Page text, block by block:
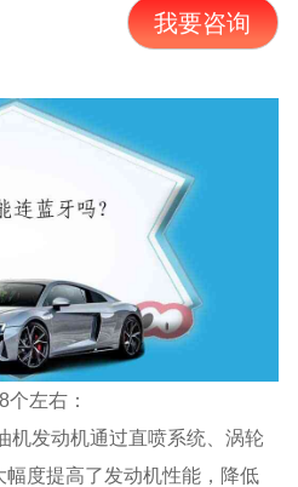
我要咨询
左右：
机发动机通过直喷系统、涡轮
度提高了发动机性能，降低